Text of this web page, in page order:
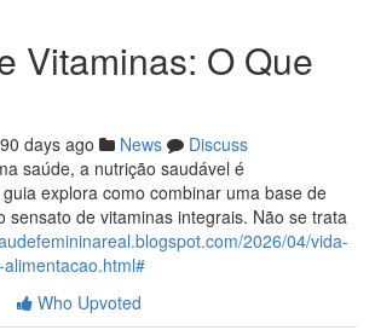
Vitaminas: O Que
90 days ago News
Discuss
saúde, a nutrição saudável é
explora como combinar uma base de
sensato de vitaminas integrais. Não se trata
2026/04/vida-
Who Upvoted